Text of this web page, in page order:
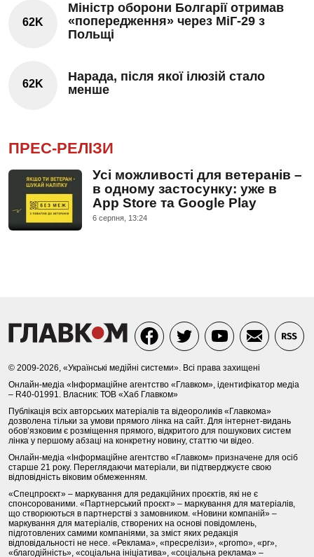
62K
Міністр оборони Болгарії отримав
«попередження» через МіГ-29 з
Польщі
62K
Нарада, після якої ілюзій стало
менше
ПРЕС-РЕЛІЗИ
Усі можливості для ветеранів –
в одному застосунку: уже в
App Store та Google Play
6 серпня, 13:24
© 2009-2026, «Українські медійні системи». Всі права захищені
Онлайн-медіа «Інформаційне агентство «Главком», ідентифікатор медіа
– R40-01991. Власник: ТОВ «Хаб Главком»
Публікація всіх авторських матеріалів та відеороликів «Главкома»
дозволена тільки за умови прямого лінка на сайт. Для інтернет-видань
обов’язковим є розміщення прямого, відкритого для пошукових систем
лінка у першому абзаці на конкретну новину, статтю чи відео.
Онлайн-медіа «Інформаційне агентство «Главком» призначене для осіб
старше 21 року. Переглядаючи матеріали, ви підтверджуєте свою
відповідність віковим обмеженням.
«Спецпроєкт» – маркування для редакційних проєктів, які не є
спонсорованими. «Партнерський проєкт» – маркування для матеріалів,
що створюються в партнерстві з замовником. «Новини компаній» –
маркування для матеріалів, створених на основі повідомлень,
підготовлених самими компаніями, за зміст яких редакція
відповідальності не несе. «Реклама», «пресрелізи», «promo», «pr»,
«благодійність», «соціальна ініціатива», «соціальна реклама» –